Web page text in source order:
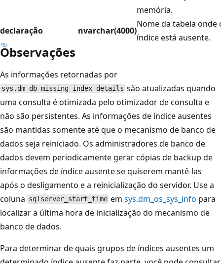
memória.
declaração
nvarchar(4000)
Nome da tabela onde
índice está ausente.
Observações
As informações retornadas por
sys.dm_db_missing_index_details são atualizadas quando
uma consulta é otimizada pelo otimizador de consulta e
não são persistentes. As informações de índice ausentes
são mantidas somente até que o mecanismo de banco de
dados seja reiniciado. Os administradores de banco de
dados devem periodicamente gerar cópias de backup de
informações de índice ausente se quiserem mantê-las
após o desligamento e a reinicialização do servidor. Use a
coluna sqlserver_start_time emsys.dm_os_sys_info para
localizar a última hora de inicialização do mecanismo de
banco de dados.
Para determinar de quais grupos de índices ausentes um